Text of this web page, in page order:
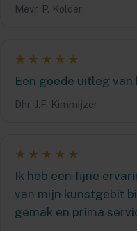
Mevr. P. Kolder
★★★★★
Een goede uitleg
Dhr. J.F. Kimmijzer
★★★★★
Ik heb een fijne
van mijn kunstgebit
gemak en prima